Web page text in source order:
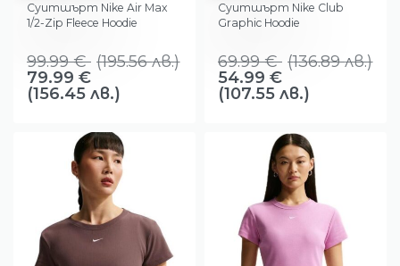
Суитшърт Nike Air Max
1/2-Zip Fleece Hoodie
99.99€ (195.56лв.)
79.99 €
(156.45 лв.)
Суитшърт Nike Club
Graphic Hoodie
69.99€ (136.89лв.)
54.99 €
(107.55 лв.)